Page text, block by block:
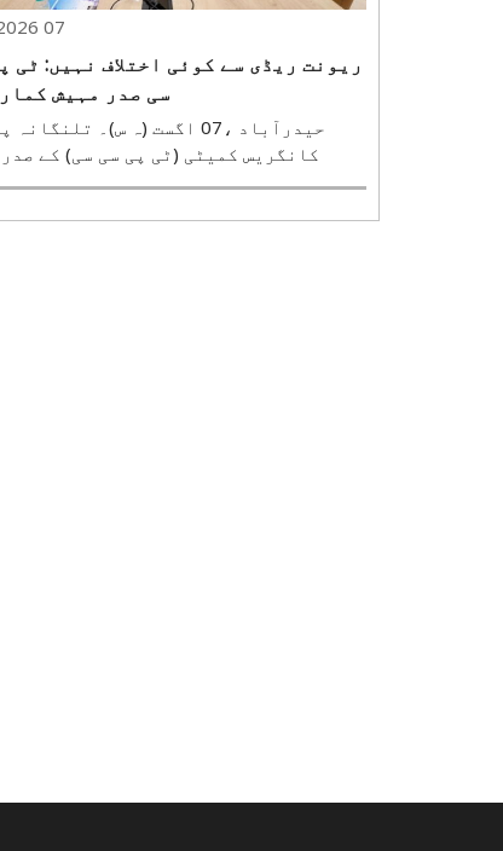
07 Aug 2026
ریونت ریڈی سے کوئی اختلاف نہیں: ٹی
سی صدر مہیش
حیدرآباد ،07 اگست (ہ س)۔
کانگریس کمیٹی (ٹی پی سی سی) کے